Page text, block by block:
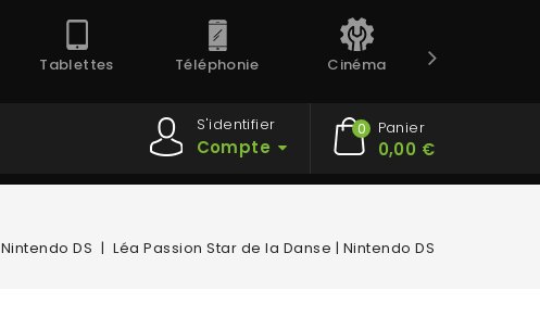
Tablettes Téléphonie Cinéma
Panier
0,00 €
0
S'identifier
Compte
Nintendo DS Léa Passion Star de la Danse | Nintendo DS